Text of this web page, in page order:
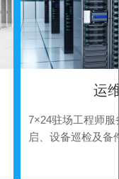
运
7×24驻场工程师
启、设备巡检及备